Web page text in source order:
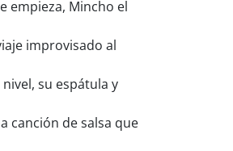
empieza, Mincho el
improvisado al
su espátula y
canción de salsa que